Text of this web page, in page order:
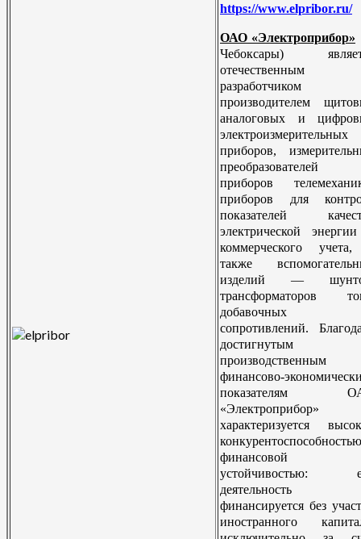
https://www.elpribor.ru/
ОАО «Электроприбор»
Чебоксары)
отечественным
производителем
аналоговых и
электроизмерительных
приборов,
приборов
приборов для
показателей
электрической
коммерческого
также
изделий —
трансформаторов
добавочных
сопротивлений.
достигнутым
финансово-
показателям
«Электроприбор»
характеризуется
финансовой
устойчивостью:
деятельность
финансируется без
иностранного